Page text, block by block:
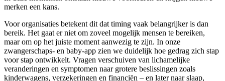
merken een kans.
Voor organisaties betekent dit dat timing vaak belangrijker is dan
bereik. Het gaat er niet om zoveel mogelijk mensen te bereiken,
maar om op het juiste moment aanwezig te zijn. In onze
zwangerschaps- en baby-app zien we duidelijk hoe gedrag zich stap
voor stap ontwikkelt. Vragen verschuiven van lichamelijke
veranderingen en symptomen naar grotere beslissingen zoals
kinderwagens, verzekeringen en financiën – en later naar slaap,